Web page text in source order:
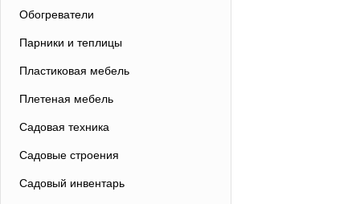
Обогреватели
Парники и теплицы
Пластиковая мебель
Плетеная мебель
Садовая техника
Садовые строения
Садовый инвентарь